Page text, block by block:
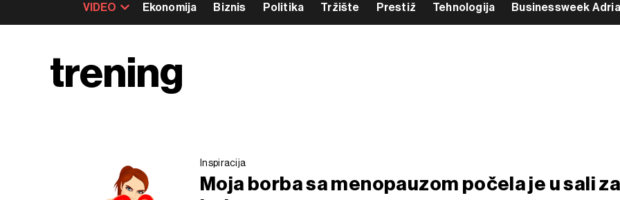
VIDEO Ekonomija Biznis Politika Tržište Prestiž Tehnologija Businessweek Adria
trening
Inspiracija
Moja borba sa menopauzom počela je u sali